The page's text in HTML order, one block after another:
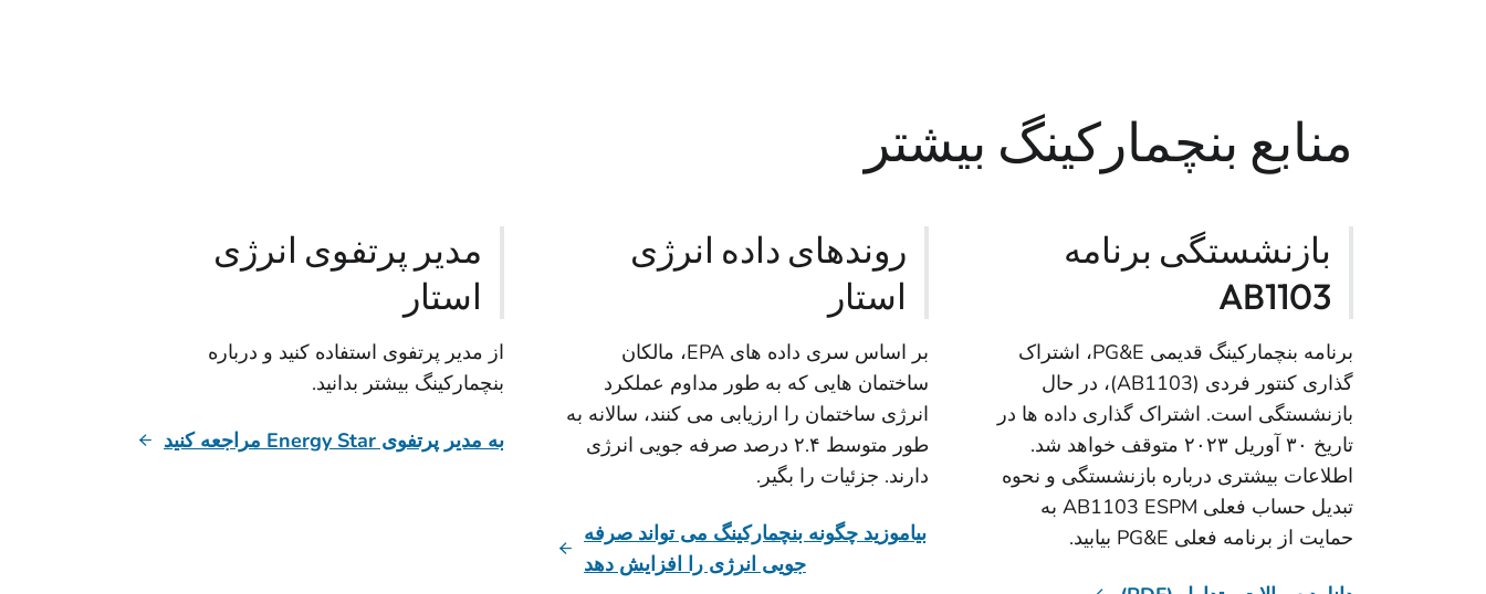
منابع بنچمارکینگ بیشتر
بازنشستگی برنامه
AB1103
برنامه بنچمارکینگ قدیمی PG&E، اشتراک
گذاری کنتور فردی (AB1103)، در حال
بازنشستگی است. اشتراک گذاری داده ها در
تاریخ ۳۰ آوریل ۲۰۲۳ متوقف خواهد شد.
اطلاعات بیشتری درباره بازنشستگی و نحوه
تبدیل حساب فعلی AB1103 ESPM به
حمایت از برنامه فعلی PG&E بیابید.
روندهای داده انرژی
استار
بر اساس سری داده های EPA، مالکان
ساختمان هایی که به طور مداوم عملکرد
انرژی ساختمان را ارزیابی می کنند، سالانه به
طور متوسط ۲.۴ درصد صرفه جویی انرژی
دارند. جزئیات را بگیر.
بیاموزید چگونه بنچمارکینگ می تواند صرفه
جویی انرژی را افزایش دهد
مدیر پرتفوی انرژی
استار
از مدیر پرتفوی استفاده کنید و درباره
بنچمارکینگ بیشتر بدانید.
به مدیر پرتفوی Energy Star مراجعه کنید